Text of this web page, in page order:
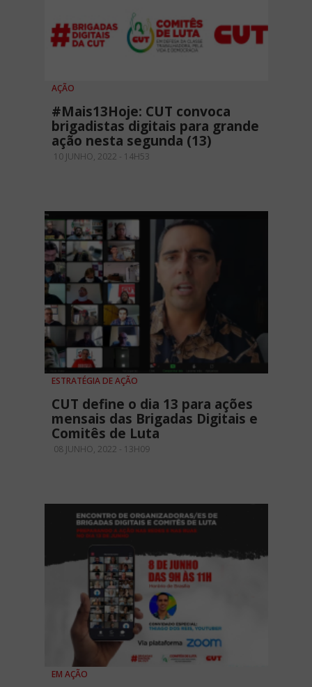
AÇÃO
#Mais13Hoje: CUT convoca
brigadistas digitais para grande
ação nesta segunda (13)
10 JUNHO, 2022 - 14H53
ESTRATÉGIA DE AÇÃO
CUT define o dia 13 para ações
mensais das Brigadas Digitais e
Comitês de Luta
08 JUNHO, 2022 - 13H09
EM AÇÃO